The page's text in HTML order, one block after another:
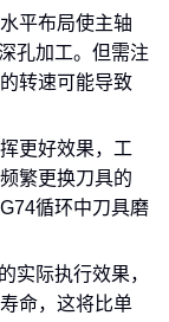
平布局使主轴
孔加工。但需注
转速可能导致
更好效果，工
繁更换刀具的
循环中刀具磨
实际执行效果，
命，这将比单